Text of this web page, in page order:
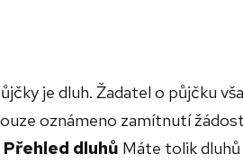
je dluh. Žadatel o půjčku
oznámeno zamítnutí
Přehled dluhů Máte tolik dluhů